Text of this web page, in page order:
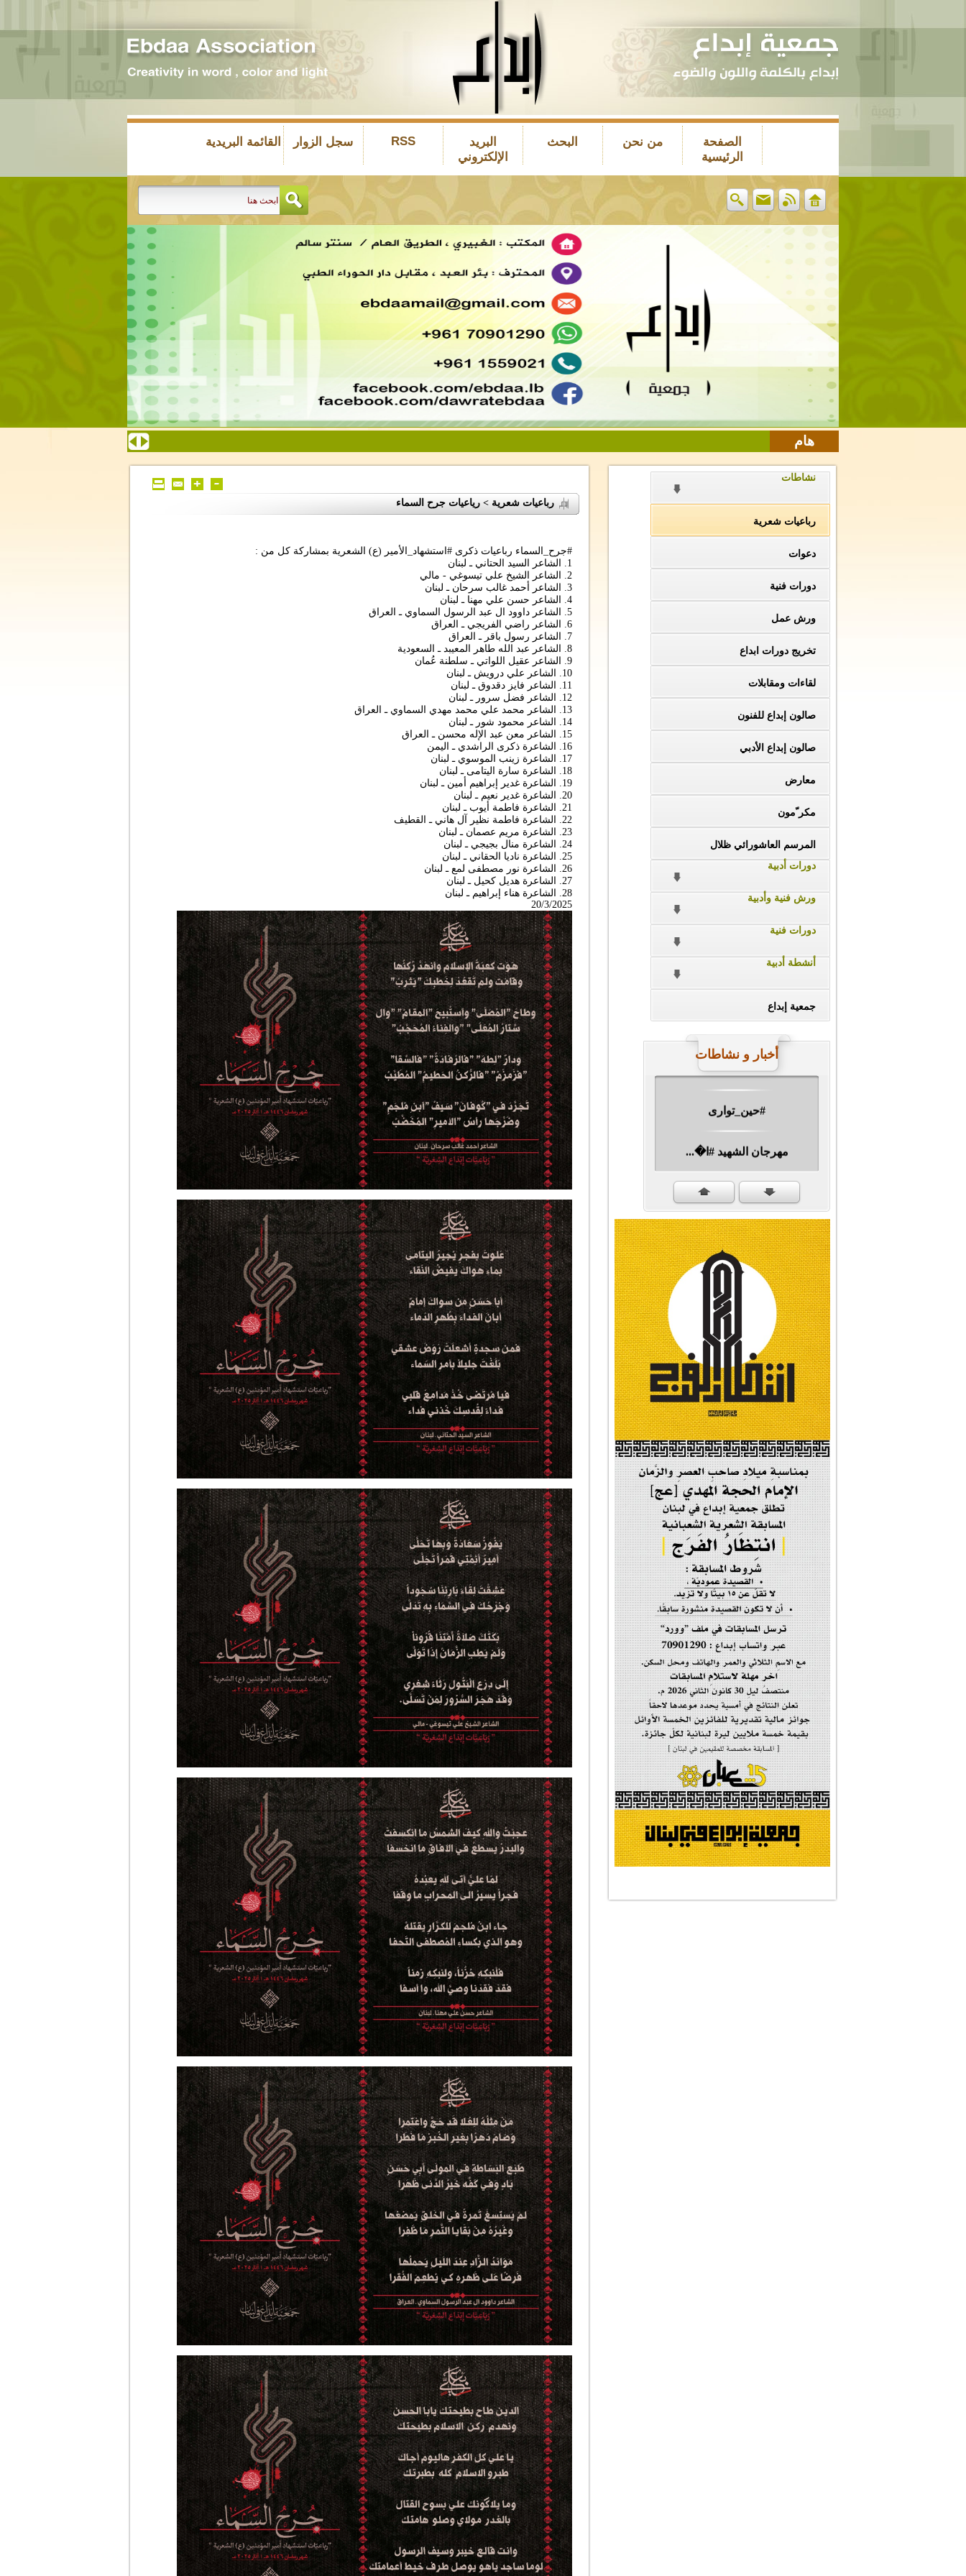
الصفحة
الرئيسية
من نحن البحث
البريد
الإلكتروني
RSS سجل الزوار القائمة البريدية
هام
نشاطات
رباعيات شعرية
دعوات
دورات فنية
ورش عمل
تخريج دورات ابداع
لقاءات ومقابلات
صالون إبداع للفنون
صالون إبداع الأدبي
معارض
مكر ّمون
المرسم العاشورائي ظلال
دورات أدبية
ورش فنية وأدبية
دورات فنية
أنشطة أدبية
جمعية إبداع
أخبار و نشاطات
#حين_توارى
مهرجان الشهيد #ا�...
#سنكمل_الطريق
#تبريكات_انتصار_�...
#نداء_الأنبياء
#شجرة_النبوة
#وأنا_على_دين_محم...
#بأمانة_موسى_بن_ج...
#إيران_حرم_فاطمة ...
| #فخر_المخدرات |
#صحيفة_المؤمن
إحتفالية #رياحين...
إحتفالية تكريم ا...
#فاطمة_روحي
مولد السيدة #الز�...
#أم_الشهداء
#النجم_الثاقب
#الصديقة_الشهيدة
#على_اُهبة_الدم
ركن الخط العربي
#العالمة_المعلَّ...
رباعيات شعرية > رياعيات جرح السماء
#جرح_السماء رباعيات ذكرى #استشهاد_الأمير (ع) الشعرية بمشاركة كل من :
1. الشاعر السيد الحتاني ـ لبنان
2. الشاعر الشيخ علي تيسوغي - مالي
3. الشاعر أحمد غالب سرحان ـ لبنان
4. الشاعر حسن علي مهنا ـ لبنان
5. الشاعر داوود ال عبد الرسول السماوي ـ العراق
6. الشاعر راضي الفريجي ـ العراق
7. الشاعر رسول باقر ـ العراق
8. الشاعر عبد الله طاهر المعيبد ـ السعودية
9. الشاعر عقيل اللواتي ـ سلطنة عُمان
10. الشاعر علي درويش ـ لبنان
11. الشاعر فايز دقدوق ـ لبنان
12. الشاعر فضل سرور ـ لبنان
13. الشاعر محمد علي محمد مهدي السماوي ـ العراق
14. الشاعر محمود شور ـ لبنان
15. الشاعر معن عبد الإله محسن ـ العراق
16. الشاعرة ذكرى الراشدي ـ اليمن
17. الشاعرة زينب الموسوي ـ لبنان
18. الشاعرة سارة اليتامى ـ لبنان
19. الشاعرة غدير إبراهيم أمين ـ لبنان
20. الشاعرة غدير نعيم ـ لبنان
21. الشاعرة فاطمة أيوب ـ لبنان
22. الشاعرة فاطمة نظير آل هاني ـ القطيف
23. الشاعرة مريم عصمان ـ لبنان
24. الشاعرة منال بجيجي ـ لبنان
25. الشاعرة ناديا الحقاني ـ لبنان
26. الشاعرة نور مصطفى لمع ـ لبنان
27. الشاعرة هديل كحيل ـ لبنان
28. الشاعرة هناء إبراهيم ـ لبنان
20/3/2025